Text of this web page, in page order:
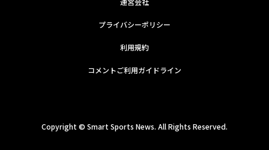
プライバシーポリシー
利用規約
コメントご利用ガイドライン
Copyright © Smart Sports News. All Rights Reserved.